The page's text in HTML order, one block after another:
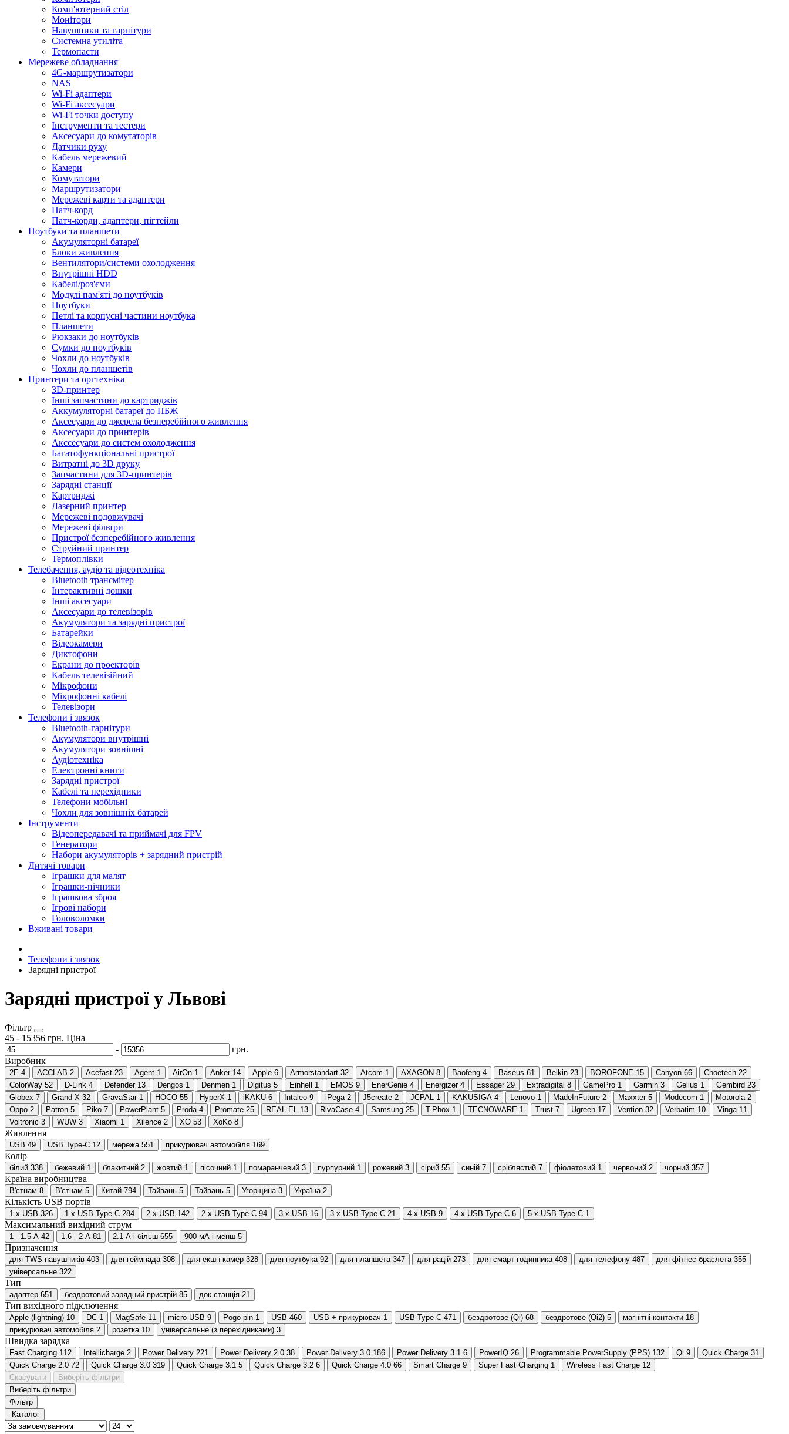
Комп'ютерний стіл
Монітори
Навушники та гарнітури
Системна утиліта
Термопасти
Мережеве обладнання
4G-маршрутизатори
NAS
Wi-Fi адаптери
Wi-Fi аксесуари
Wi-Fi точки доступу
Інструменти та тестери
Аксесуари до комутаторів
Датчики руху
Кабель мережевий
Камери
Комутатори
Маршрутизатори
Мережеві карти та адаптери
Патч-корд
Патч-корди, адаптери, пігтейли
Ноутбуки та планшети
Акумуляторні батареї
Блоки живлення
Вентилятори/системи охолодження
Внутрішні HDD
Кабелі/роз'єми
Модулі пам'яті до ноутбуків
Ноутбуки
Петлі та корпусні частини ноутбука
Планшети
Рюкзаки до ноутбуків
Сумки до ноутбуків
Чохли до ноутбуків
Чохли до планшетів
Принтери та оргтехніка
3D-принтер
Інші запчастини до картриджів
Аккумуляторні батареї до ПБЖ
Аксесуари до джерела безперебійного живлення
Аксесуари до принтерів
Акссесуари до систем охолодження
Багатофункціональні пристрої
Витратні до 3D друку
Запчастини для 3D-принтерів
Зарядні станції
Картриджі
Лазерний принтер
Мережеві подовжувачі
Мережеві фільтри
Пристрої безперебійного живлення
Струйний принтер
Термоплівки
Телебачення, аудіо та відеотехніка
Bluetooth трансмітер
Інтерактивні дошки
Інші аксесуари
Аксесуари до телевізорів
Акумулятори та зарядні пристрої
Батарейки
Відеокамери
Диктофони
Екрани до проекторів
Кабель телевізійний
Мікрофони
Мікрофонні кабелі
Телевізори
Телефони і звязок
Bluetooth-гарнітури
Акумулятори внутрішні
Акумулятори зовнішні
Аудіотехніка
Електронні книги
Зарядні пристрої
Кабелі та перехідники
Телефони мобільні
Чохли для зовнішніх батарей
Інструменти
Відеопередавачі та приймачі для FPV
Генератори
Набори акумуляторів + зарядний пристрій
Дитячі товари
Іграшки для малят
Іграшки-нічники
Іграшкова зброя
Ігрові набори
Головоломки
Вживані товари
Телефони і звязок
Зарядні пристрої
Зарядні пристрої у Львові
Фільтр
45 - 15356 грн. Ціна
-
грн.
Виробник
2E 4 ACCLAB 2 Acefast 23 Agent 1 AirOn 1 Anker 14 Apple 6 Armorstandart 32 Atcom 1 AXAGON 8 Baofeng 4 Baseus 61 Belkin 23 BOROFONE 15 Canyon 66 Choetech 22
ColorWay 52 D-Link 4 Defender 13 Dengos 1 Denmen 1 Digitus 5 Einhell 1 EMOS 9 EnerGenie 4 Energizer 4 Essager 29 Extradigital 8 GamePro 1 Garmin 3 Gelius 1 Gembird 23
Globex 7 Grand-X 32 GravaStar 1 HOCO 55 HyperX 1 iKAKU 6 Intaleo 9 iPega 2 J5create 2 JCPAL 1 KAKUSIGA 4 Lenovo 1 MadeInFuture 2 Maxxter 5 Modecom 1 Motorola 2
Oppo 2 Patron 5 Piko 7 PowerPlant 5 Proda 4 Promate 25 REAL-EL 13 RivaCase 4 Samsung 25 T-Phox 1 TECNOWARE 1 Trust 7 Ugreen 17 Vention 32 Verbatim 10 Vinga 11
Voltronic 3 WUW 3 Xiaomi 1 Xilence 2 XO 53 XoKo 8
Живлення
USB 49 USB Type-C 12 мережа 551 прикурювач автомобіля 169
Колір
білий 338 бежевий 1 блакитний 2 жовтий 1 пісочний 1 помаранчевий 3 пурпурний 1 рожевий 3 сірий 55 синій 7 сріблястий 7 фіолетовий 1 червоний 2 чорний 357
Країна виробництва
В'єтнам 8 В'єтнам 5 Китай 794 Тайвань 5 Тайвань 5 Угорщина 3 Україна 2
Кількість USB портів
1 x USB 326 1 x USB Type C 284 2 x USB 142 2 x USB Type C 94 3 x USB 16 3 x USB Type C 21 4 x USB 9 4 x USB Type C 6 5 x USB Type C 1
Максимальний вихідний струм
1 - 1.5 А 42 1.6 - 2 А 81 2.1 А і більш 655 900 мА і менш 5
Призначення
для TWS навушників 403 для геймпада 308 для екшн-камер 328 для ноутбука 92 для планшета 347 для рацій 273 для смарт годинника 408 для телефону 487 для фітнес-браслета 355
універсальне 322
Тип
адаптер 651 бездротовий зарядний пристрій 85 док-станція 21
Тип вихідного підключення
Apple (lightning) 10 DC 1 MagSafe 11 micro-USB 9 Pogo pin 1 USB 460 USB + прикурювач 1 USB Type-C 471 бездротове (Qi) 68 бездротове (Qi2) 5 магнітні контакти 18
прикурювач автомобіля 2 розетка 10 універсальне (з перехідниками) 3
Швидка зарядка
Fast Charging 112 Intellicharge 2 Power Delivery 221 Power Delivery 2.0 38 Power Delivery 3.0 186 Power Delivery 3.1 6 PowerIQ 26 Programmable PowerSupply (PPS) 132 Qi 9 Quick Charge 31
Quick Charge 2.0 72 Quick Charge 3.0 319 Quick Charge 3.1 5 Quick Charge 3.2 6 Quick Charge 4.0 66 Smart Charge 9 Super Fast Charging 1 Wireless Fast Charge 12
Скасувати
Виберіть фільтри
Виберіть фільтри
Фільтр
Каталог